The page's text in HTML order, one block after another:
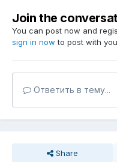
Join the
You can post now and
sign in now to post with
Ответить в тему...
Share